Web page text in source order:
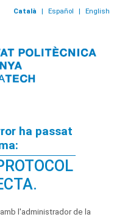
Català | Español | English
ha passat
l'administrador de la